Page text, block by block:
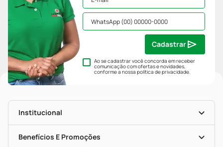
Ao se cadastrar você concorda em receber
comunicação com ofertas e novidades,
conforme a nossapolítica de privacidade.
Cadastrar
Institucional
História
Nossas Lojas
Benefícios E Promoções